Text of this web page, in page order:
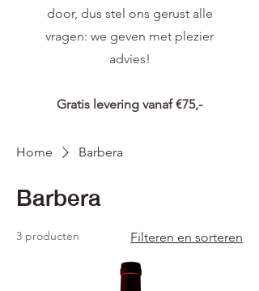
door, dus stel ons gerust alle
vragen: we geven met plezier
advies!
Gratis levering vanaf €75,-
Home Barbera
Barbera
3 producten Filteren en sorteren